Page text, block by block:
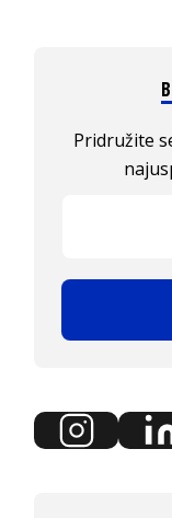
Pridružite